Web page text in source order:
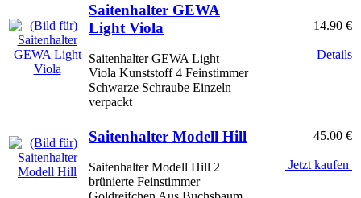
Saitenhalter GEWA
Light Viola
Saitenhalter GEWA Light
Viola Kunststoff 4 Feinstimmer
Schwarze Schraube Einzeln
verpackt
14.90 €
Details
Saitenhalter Modell Hill
Saitenhalter Modell Hill 2
brünierte Feinstimmer
45.00 €
Jetzt kaufen